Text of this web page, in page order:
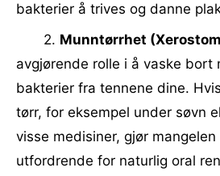
bakterier å trives og danne
2. Munntørrhet
avgjørende rolle i å vaske bort
bakterier fra tennene dine.
tørr, for eksempel under søvn
visse medisiner, gjør
utfordrende for naturlig oral